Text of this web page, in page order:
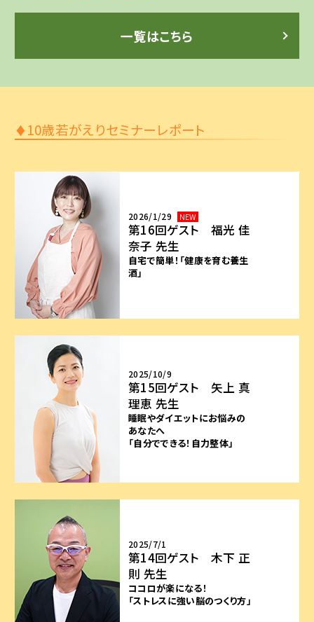
一覧はこちら
♦10歳若がえりセミナーレポート
2026/1/29
第16回ゲスト 福光 佳
奈子 先生
自宅で簡単！「健康を育む養生
酒」
2025/10/9
第15回ゲスト 矢上 真
理恵 先生
睡眠やダイエットにお悩みの
あなたへ
「自分でできる！自力整体」
2025/7/1
第14回ゲスト 木下 正
則 先生
ココロが楽になる！
「ストレスに強い脳のつくり方」